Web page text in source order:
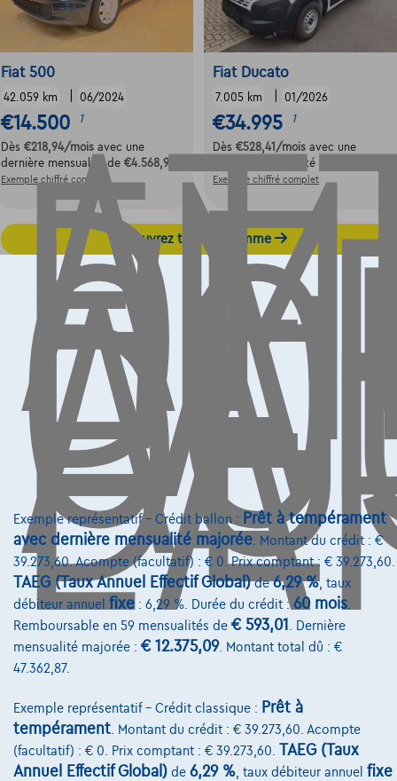
Fiat 500
42.059 km 06/2024
€14.500 1
Dès €218,94/mois avec une
dernière mensualité de €4.568,94
Exemple chiffré complet
Fiat Ducato
7.005 km 01/2026
€34.995 1
Dès €528,41 /mois avec une
dernière mensualité de
Exemple chiffré complet
Découvrez toute la gamme
DE
DE
Exemple représentatif – Crédit ballon : Prêt à tempérament
avec dernière mensualité majorée . Montant du crédit : €
39.273,60. Acompte (facultatif) : € 0. Prix comptant : € 39.273,60.
TAEG (Taux Annuel Effectif Global)de6,29 %, taux
débiteur annuel fixe : 6,29 %. Durée du crédit : 60 mois
Remboursable en 59 mensualités de € 593,01
. Dernière
mensualité majorée : € 12.375,09. Montant total dû : €
47.362,87.
Exemple représentatif – Crédit classique : Prêt à
tempérament . Montant du crédit : € 39.273,60. Acompte
(facultatif) : € 0. Prix comptant : € 39.273,60. TAEG (Taux
Annuel Effectif Global) de 6,29 % , taux débiteur annuel fixe
Contact
info@touringcarselect.be
Avenue Roi Albert II 4, B12
Services & Solutions
Assistance dépannage
Financement
Assurance auto
Leasing
Sur Nous